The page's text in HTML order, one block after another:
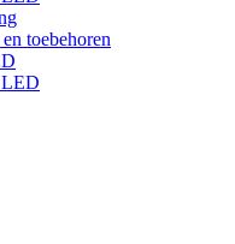
toebehoren
LED